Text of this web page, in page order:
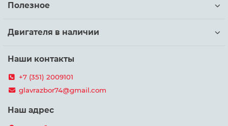
Полезное
Двигателя в наличии
Наши контакты
+7 (351) 2009101
glavrazbor74@gmail.com
Наш адрес